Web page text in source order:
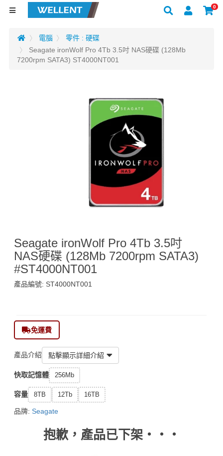
0
電腦
零件 : 硬碟
Seagate ironWolf Pro 4Tb 3.5吋 NAS硬碟 (128Mb
7200rpm SATA3) ST4000NT001
Seagate ironWolf Pro 4Tb 3.5吋
NAS硬碟 (128Mb 7200rpm SATA3)
#ST4000NT001
產品編號: ST4000NT001
免運費
產品介紹 點擊顯示詳細介紹
快取記憶體 256Mb
容量 8TB 12Tb 16TB
品牌: Seagate
抱歉，產品已下架‧‧‧